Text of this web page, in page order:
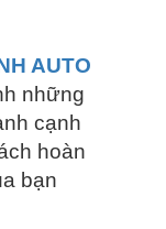
AUTO
những
cạnh
hoàn
bạn